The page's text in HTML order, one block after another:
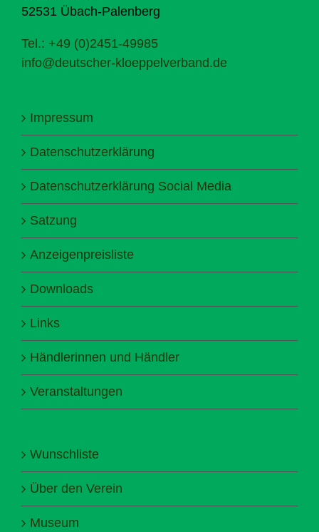
52531 Übach-Palenberg
Tel.: +49 (0)2451-49985
info@deutscher-kloeppelverband.de
Impressum
Datenschutzerklärung
Datenschutzerklärung Social Media
Satzung
Anzeigenpreisliste
Downloads
Links
Händlerinnen und Händler
Veranstaltungen
Wunschliste
Über den Verein
Museum